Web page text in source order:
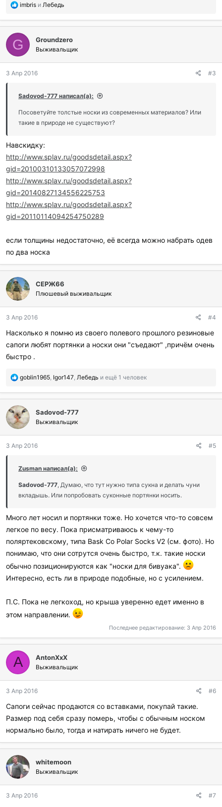
П
б
л
а
г
о
а
и
и
:
imbris и Лебедь
G Groundzero
Выживальщик
3 Апр 2016 #3
Sadovod-777 написал(а):
Посоветуйте толстые носки из современных материалов? Или
такие в природе не существуют?
Навскидку:
http://www.splav.ru/goodsdetail.aspx?
gid=20100310133057072998
http://www.splav.ru/goodsdetail.aspx?
gid=20140827134556225753
http://www.splav.ru/goodsdetail.aspx?
gid=20110114094254750289
если толщины недостаточно, её всегда можно набрать одев
по два носка
СЕРЖ66
Плюшевый выживальщик
3 Апр 2016 #4
Насколько я помню из своего полевого прошлого резиновые
сапоги любят портянки а носки они "съедают" ,причём очень
быстро .
П
б
л
а
г
о
а
и
и
:
goblin1965, Igor147, Лебедь и ещё 1 человек
Sadovod-777
Выживальщик
3 Апр 2016 #5
Zusman написал(а):
Sadovod-777, Думаю, что тут нужно типа сукна и делать чуни
вкладышь. Или попробовать суконные портянки носить.
Много лет носил и портянки тоже. Но хочется что-то совсем
легкое по весу. Пока присматриваюсь к чему-то
поляртековскому, типа Bask Со Polar Socks V2 (см. фото). Но
понимаю, что они сотрутся очень быстро, т.к. такие носки
обычно позиционируются как "носки для бивуака".
Интересно, есть ли в природе подобные, но с усилением.
П.С. Пока не легкоход, но крыша уверенно едет именно в
этом направлении.
Последнее редактирование: 3 Апр 2016
A AntonXxX
Выживальщик
3 Апр 2016 #6
Сапоги сейчас продаются со вставками, покупай такие.
Размер под себя сразу померь, чтобы с обычным носком
нормально было, тогда и натирать ничего не будет.
whitemoon
Выживальщик
3 Апр 2016 #7